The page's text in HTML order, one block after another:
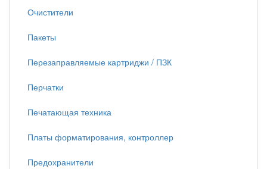
Очистители
Пакеты
Перезаправляемые картриджи / ПЗК
Перчатки
Печатающая техника
Платы форматирования, контроллер
Предохранители